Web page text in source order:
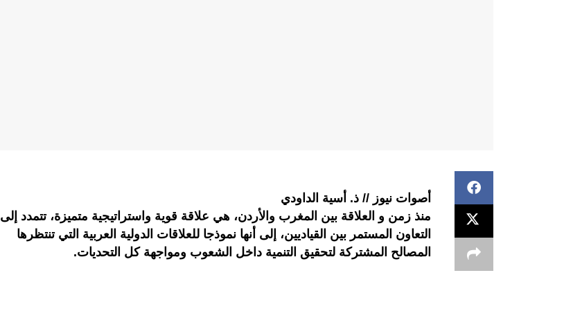
أصوات نيوز // ذ. أسية الداودي
منذ زمن و العلاقة بين المغرب والأردن، هي علاقة قوية واستراتيجية متميزة، تتمدد إلى
التعاون المستمر بين القياديين، إلى أنها نموذجا للعلاقات الدولية العربية التي تنتظرها
المصالح المشتركة لتحقيق التنمية داخل الشعوب ومواجهة كل التحديات.